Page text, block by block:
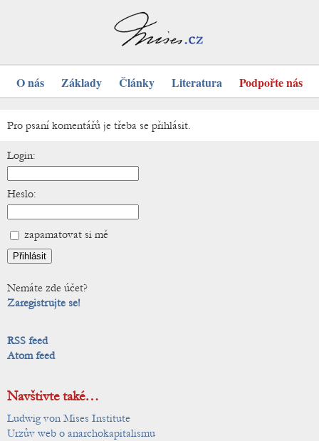
O nás Základy Články Literatura Podpořte nás
Pro psaní komentářů je třeba se přihlásit.
Login:
Heslo:
zapamatovat si mě
Nemáte zde účet?
Zaregistrujte se!
RSS feed
Atom feed
Navštivte také…
Ludwig von Mises Institute
Urzův web o anarchokapitalismu